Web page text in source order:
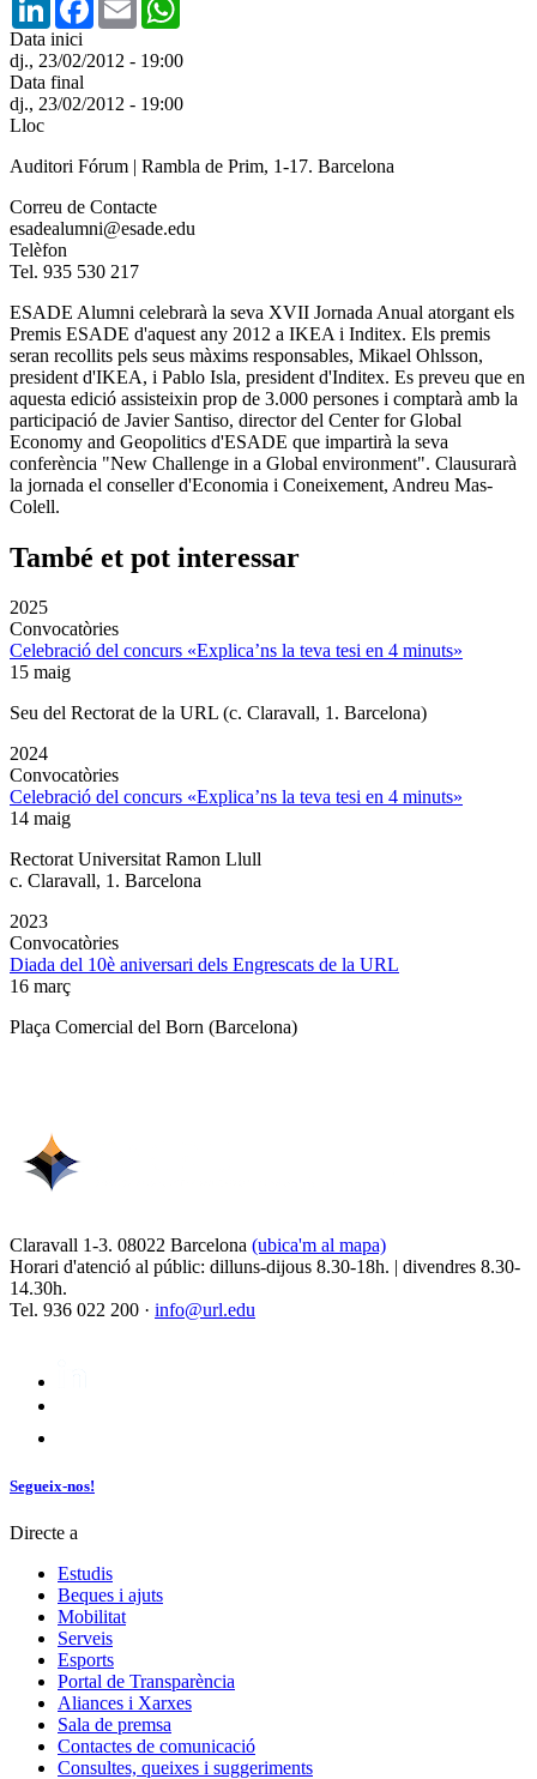
Data inici
dj., 23/02/2012 - 19:00
Data final
dj., 23/02/2012 - 19:00
Lloc
Auditori Fórum | Rambla de Prim, 1-17. Barcelona
Correu de Contacte
esadealumni@esade.edu
Telèfon
Tel. 935 530 217
ESADE Alumni celebrarà la seva XVII Jornada Anual atorgant els
Premis ESADE d'aquest any 2012 a IKEA i Inditex. Els premis
seran recollits pels seus màxims responsables, Mikael Ohlsson,
president d'IKEA, i Pablo Isla, president d'Inditex. Es preveu que en
aquesta edició assisteixin prop de 3.000 persones i comptarà amb la
participació de Javier Santiso, director del Center for Global
Economy and Geopolitics d'ESADE que impartirà la seva
conferència "New Challenge in a Global environment". Clausurarà
la jornada el conseller d'Economia i Coneixement, Andreu Mas-
Colell.
També et pot interessar
2025
Convocatòries
Celebració del concurs «Explica’ns la teva tesi en 4 minuts»
15 maig
Seu del Rectorat de la URL (c. Claravall, 1. Barcelona)
2024
Convocatòries
Celebració del concurs «Explica’ns la teva tesi en 4 minuts»
14 maig
Rectorat Universitat Ramon Llull
c. Claravall, 1. Barcelona
2023
Convocatòries
Diada del 10è aniversari dels Engrescats de la URL
16 març
Plaça Comercial del Born (Barcelona)
Claravall 1-3. 08022 Barcelona (ubica'm al mapa)
Horari d'atenció al públic: dilluns-dijous 8.30-18h. | divendres 8.30-
14.30h.
Tel. 936 022 200 · info@url.edu
Segueix-nos!
Directe a
Estudis
Beques i ajuts
Mobilitat
Serveis
Esports
Portal de Transparència
Aliances i Xarxes
Sala de premsa
Contactes de comunicació
Consultes, queixes i suggeriments